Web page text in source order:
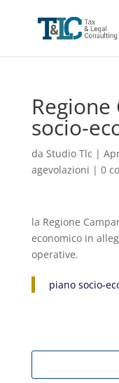
socio-
da Studio Tlc |
agevolazioni | 0
la Regione
economico in
operative.
piano socio-